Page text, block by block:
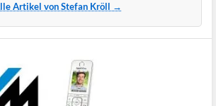
Artikel von Stefan Kröll →